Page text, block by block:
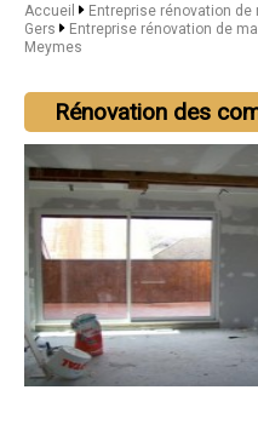
Accueil
Entreprise rénovation
Gers
Entreprise rénovation de
Meymes
Rénovation des